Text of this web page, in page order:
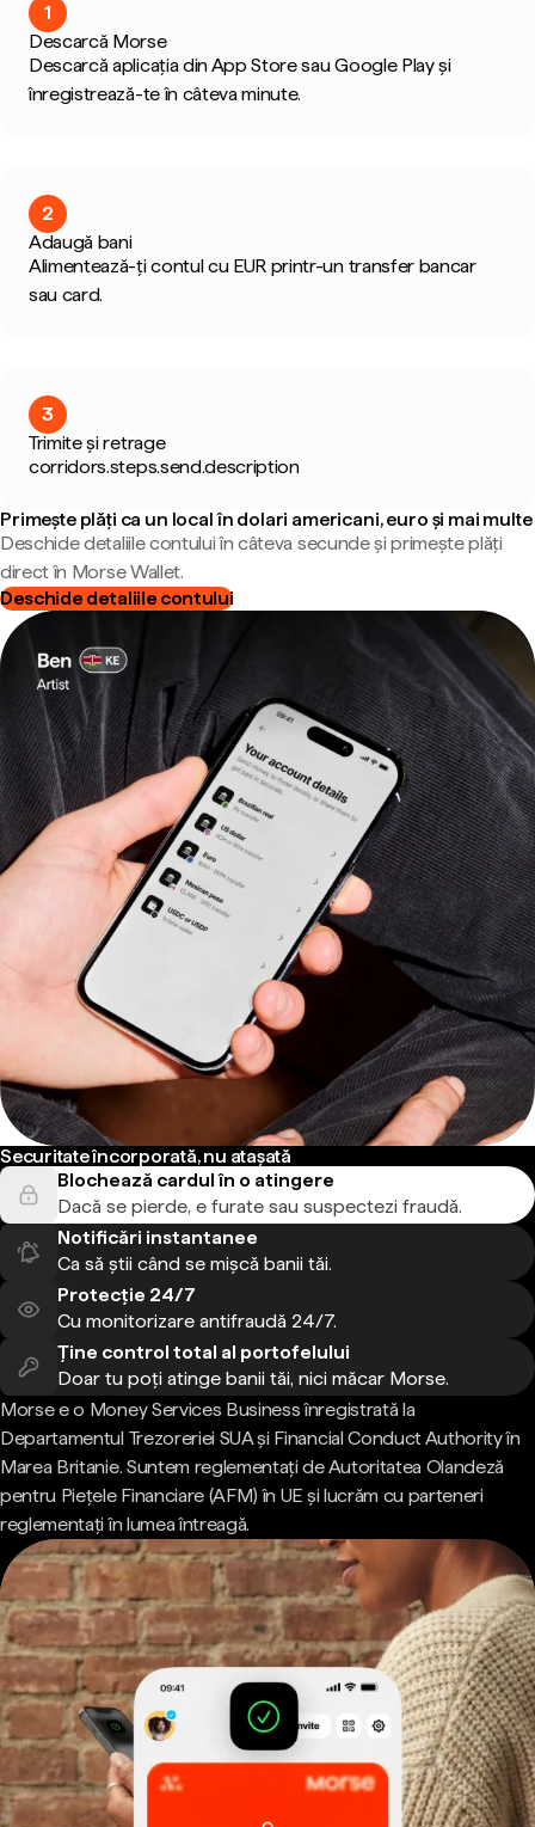
1
Descarcă Morse
Descarcă aplicația din App Store sau Google Play și
înregistrează-te în câteva minute.
2
Adaugă bani
Alimentează-ți contul cu EUR printr-un transfer bancar
sau card.
3
Trimite și retrage
corridors.steps.send.description
Primește plăți ca un local în dolari americani, euro și mai multe
Deschide detaliile contului în câteva secunde și primește plăți
direct în Morse Wallet.
Deschide detaliile contului
Securitate încorporată, nu atașată
Blochează cardul în o atingere
Dacă se pierde, e furate sau suspectezi fraudă.
Notificări instantanee
Ca să știi când se mișcă banii tăi.
Protecție 24/7
Cu monitorizare antifraudă 24/7.
Ține control total al portofelului
Doar tu poți atinge banii tăi, nici măcar Morse.
Morse e o Money Services Business înregistrată la
Departamentul Trezoreriei SUA și Financial Conduct Authority în
Marea Britanie. Suntem reglementați de Autoritatea Olandeză
pentru Piețele Financiare (AFM) în UE și lucrăm cu parteneri
reglementați în lumea întreagă.